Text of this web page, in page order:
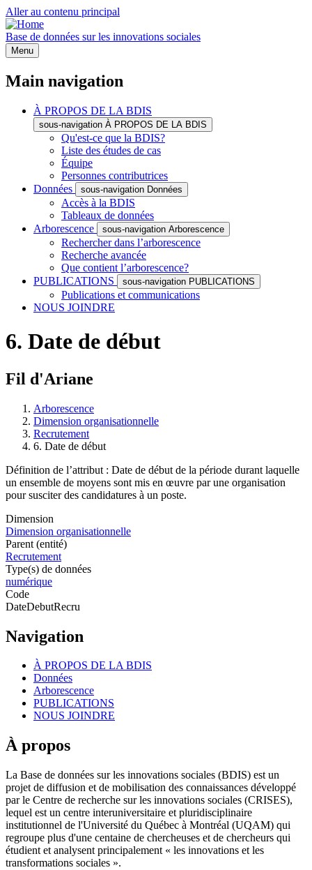
Aller au contenu principal
Base de données sur les innovations sociales
Menu
Main navigation
À PROPOS DE LA BDIS
sous-navigation À PROPOS DE LA BDIS
Qu'est-ce que la BDIS?
Liste des études de cas
Équipe
Personnes contributrices
Données
sous-navigation Données
Accès à la BDIS
Tableaux de données
Arborescence
sous-navigation Arborescence
Rechercher dans l’arborescence
Recherche avancée
Que contient l’arborescence?
PUBLICATIONS
sous-navigation PUBLICATIONS
Publications et communications
NOUS JOINDRE
6. Date de début
Fil d'Ariane
Arborescence
Dimension organisationnelle
Recrutement
6. Date de début
Définition de l’attribut : Date de début de la période durant laquelle
un ensemble de moyens sont mis en œuvre par une organisation
pour susciter des candidatures à un poste.
Dimension
Dimension organisationnelle
Parent (entité)
Recrutement
Type(s) de données
numérique
Code
DateDebutRecru
Navigation
À PROPOS DE LA BDIS
Données
Arborescence
PUBLICATIONS
NOUS JOINDRE
À propos
La Base de données sur les innovations sociales (BDIS) est un
projet de diffusion et de mobilisation des connaissances développé
par le Centre de recherche sur les innovations sociales (CRISES),
lequel est un centre interuniversitaire et pluridisciplinaire
institutionnel de l'Université du Québec à Montréal (UQAM) qui
regroupe plus d'une centaine de chercheuses et de chercheurs qui
étudient et analysent principalement « les innovations et les
transformations sociales ».